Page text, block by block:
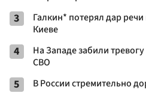
3
Галкин* потерял дар
Киеве
4
На Западе забили
СВО
5 В России стремительно